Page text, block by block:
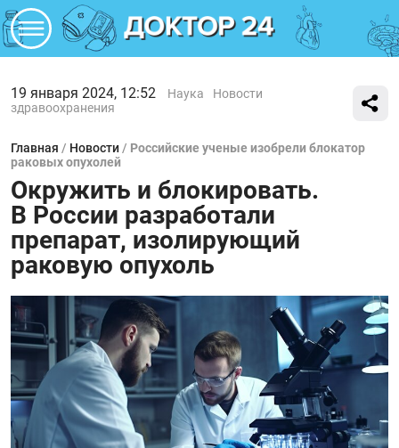
19 января 2024, 12:52 Наука
Новости
здравоохранения
Главная / Новости / Российские ученые изобрели блокатор
раковых опухолей
Окружить и блокировать.
В России разработали
препарат, изолирующий
раковую опухоль